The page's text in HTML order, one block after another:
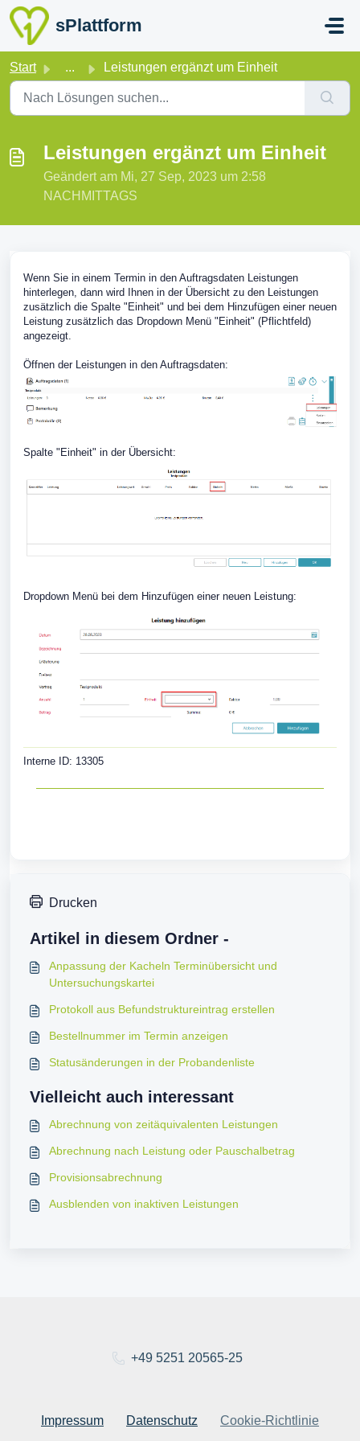
Zum hauptsächlichen Inhalt gehen
sPlattform
Start ... Leistungen ergänzt um Einheit
Leistungen ergänzt um Einheit
Geändert am Mi, 27 Sep, 2023 um 2:58
NACHMITTAGS
Wenn Sie in einem Termin in den Auftragsdaten Leistungen
hinterlegen, dann wird Ihnen in der Übersicht zu den Leistungen
zusätzlich die Spalte "Einheit" und bei dem Hinzufügen einer neuen
Leistung zusätzlich das Dropdown Menü "Einheit" (Pflichtfeld)
angezeigt.
Öffnen der Leistungen in den Auftragsdaten:
Spalte "Einheit" in der Übersicht:
Dropdown Menü bei dem Hinzufügen einer neuen Leistung:
Interne ID: 13305
Drucken
Artikel in diesem Ordner -
Anpassung der Kacheln Terminübersicht und
Untersuchungskartei
Protokoll aus Befundstruktureintrag erstellen
Bestellnummer im Termin anzeigen
Statusänderungen in der Probandenliste
Vielleicht auch interessant
Abrechnung von zeitäquivalenten Leistungen
Abrechnung nach Leistung oder Pauschalbetrag
Provisionsabrechnung
Ausblenden von inaktiven Leistungen
+49 5251 20565-25
Impressum Datenschutz Cookie-Richtlinie